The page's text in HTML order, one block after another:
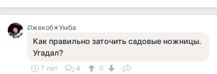
ⅅжекоб✭Умба
Как правильно заточить садовые ножницы.
Угадал?
7 лет 4 0